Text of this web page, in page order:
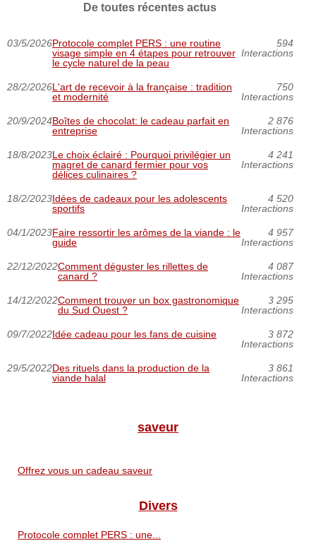
De toutes récentes actus
03/5/2026Protocole complet PERS : une routine
visage simple en 4 étapes pour retrouver
le cycle naturel de la peau
594
Interactions
28/2/2026L'art de recevoir à la française : tradition
et modernité
750
Interactions
20/9/2024Boîtes de chocolat: le cadeau parfait en
entreprise
2 876
Interactions
18/8/2023Le choix éclairé : Pourquoi privilégier un
magret de canard fermier pour vos
délices culinaires ?
4 241
Interactions
18/2/2023Idées de cadeaux pour les adolescents
sportifs
4 520
Interactions
04/1/2023Faire ressortir les arômes de la viande : le
guide
4 957
Interactions
22/12/2022Comment déguster les rillettes de
canard ?
4 087
Interactions
14/12/2022Comment trouver un box gastronomique
du Sud Ouest ?
3 295
Interactions
09/7/2022Idée cadeau pour les fans de cuisine
3 872
Interactions
29/5/2022Des rituels dans la production de la
viande halal
3 861
Interactions
saveur
Offrez vous un cadeau saveur
Divers
Protocole complet PERS : une...